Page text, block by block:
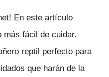
En este artículo
más fácil de cuidar.
reptil perfecto para
que harán de la